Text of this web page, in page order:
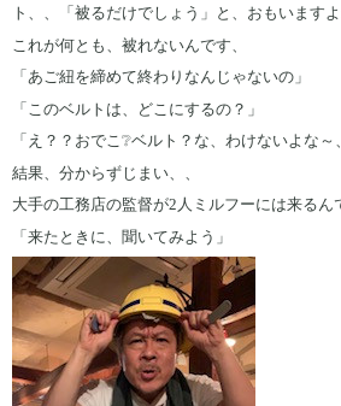
ト、、「被るだけでしょう」と、おもいます
これが何とも、被れないんです、
「あご紐を締めて終わりなんじゃないの」
「このベルトは、どこにするの？」
「え？？おでこ❔ベルト？な、わけないよな～
結果、分からずじまい、、
大手の工務店の監督が2人ミルフーには来るん
「来たときに、聞いてみよう」